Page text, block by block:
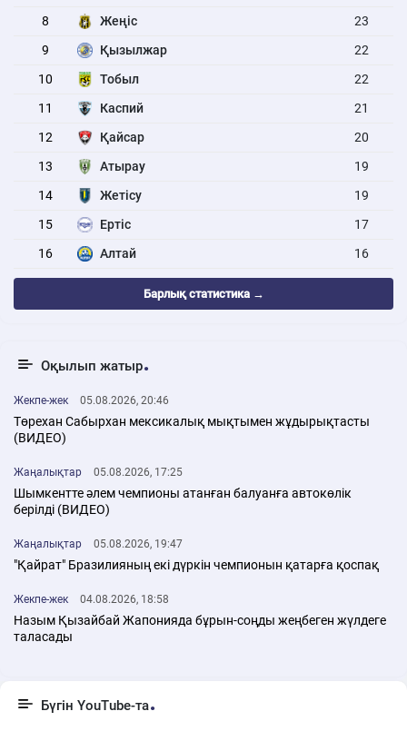
8
Жеңіс
23
9
Қызылжар
22
10
Тобыл
22
11
Каспий
21
12
Қайсар
20
13
Атырау
19
14
Жетісу
19
15
Ертіс
17
16
Алтай 16
Барлық статистика →
Оқылып жатыр
Жекпе-жек 05.08.2026, 20:46
Төрехан Сабырхан мексикалық мықтымен жұдырықтасты
(ВИДЕО)
Жаңалықтар 05.08.2026, 17:25
Шымкентте әлем чемпионы атанған балуанға автокөлік
берілді (ВИДЕО)
Жаңалықтар 05.08.2026, 19:47
"Қайрат" Бразилияның екі дүркін чемпионын қатарға қоспақ
Жекпе-жек 04.08.2026, 18:58
Назым Қызайбай Жапонияда бұрын-соңды жеңбеген жүлдеге
таласады
Бүгін YouTube-та